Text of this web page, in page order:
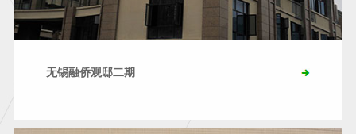
无锡融侨观邸二期